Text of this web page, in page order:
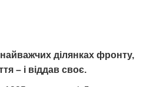
ділянках фронту,
– і віддав своє.